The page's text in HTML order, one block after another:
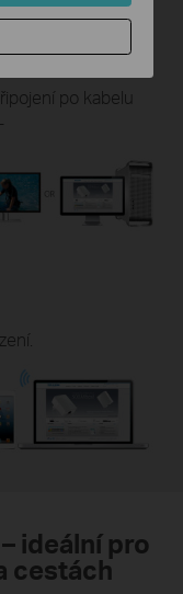
routeru
po kabelu
ideální pro
cestách